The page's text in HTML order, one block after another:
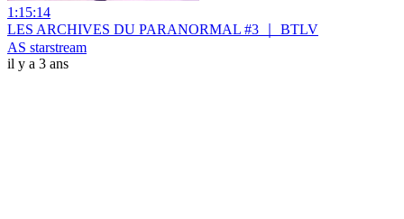
1:15:14
LES ARCHIVES DU PARANORMAL #3 ｜ BTLV
AS starstream
il y a 3 ans